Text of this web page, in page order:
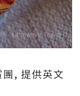
, 提供英文